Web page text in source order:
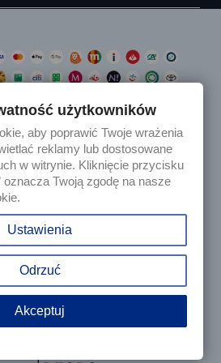


Tomczesci.pl. Wszelkie prawa
użytkowników
aby poprawić Twoje wrażenia
reklamy lub dostosowane
w witrynie. Kliknięcie przycisku
oznacza Twoją zgodę na nasze
Ustawienia
Odrzuć
Akceptuj